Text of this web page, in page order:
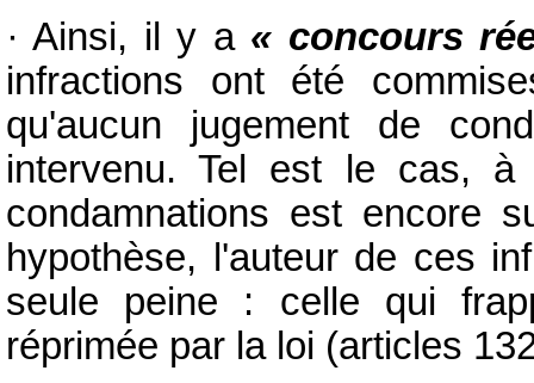
· Ainsi, il y a « concours
infractions ont été
qu'aucun jugement de
intervenu. Tel est le cas, à
condamnations est encore
hypothèse, l'auteur de ces
seule peine : celle qui
réprimée par la loi (articles